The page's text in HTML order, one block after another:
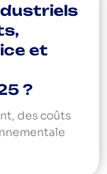
et
?
des coûts